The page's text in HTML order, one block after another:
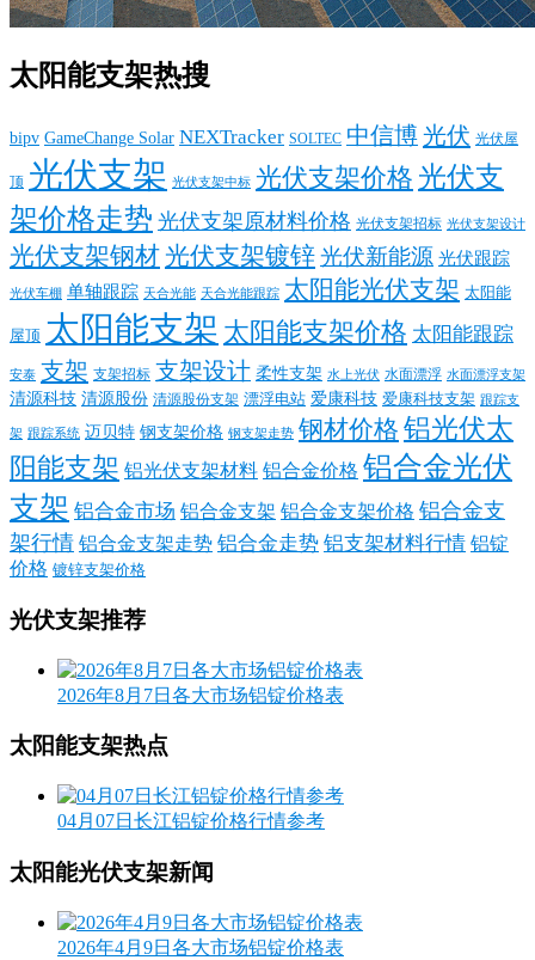
太阳能支架热搜
bipv GameChange Solar NEXTracker SOLTEC 中信博光伏 光伏屋
顶 光伏支架 光伏支架中标 光伏支架价格 光伏支
架价格走势 光伏支架原材料价格 光伏支架招标 光伏支架设计
光伏支架钢材光伏支架镀锌光伏新能源 光伏跟踪
光伏车棚 单轴跟踪 天合光能 天合光能跟踪 太阳能光伏支架 太阳能
屋顶 太阳能支架 太阳能支架价格 太阳能跟踪
安泰 支架 支架招标 支架设计 柔性支架 水上光伏 水面漂浮 水面漂浮支架
清源科技 清源股份 清源股份支架 漂浮电站 爱康科技 爱康科技支架 跟踪支
架 跟踪系统 迈贝特 钢支架价格 钢支架走势 钢材价格 铝光伏太
阳能支架 铝光伏支架材料 铝合金价格 铝合金光伏
支架 铝合金市场 铝合金支架 铝合金支架价格 铝合金支
架行情 铝合金支架走势 铝合金走势 铝支架材料行情 铝锭
价格 镀锌支架价格
光伏支架推荐
2026年8月7日各大市场铝锭价格表
太阳能支架热点
04月07日长江铝锭价格行情参考
太阳能光伏支架新闻
2026年4月9日各大市场铝锭价格表